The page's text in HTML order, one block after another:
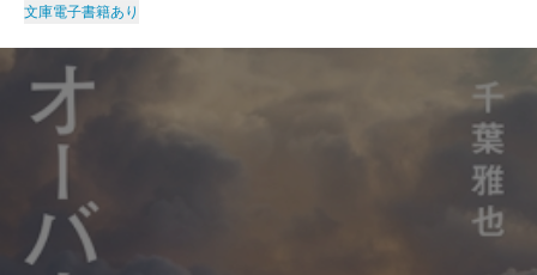
文庫電子書籍あり